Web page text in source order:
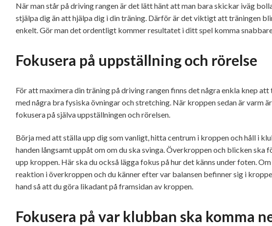
När man står på driving rangen är det lätt hänt att man bara skickar iväg
stjälpa dig än att hjälpa dig i din träning. Därför är det viktigt att träningen
enkelt. Gör man det ordentligt kommer resultatet i ditt spel komma
Fokusera på uppställning och rörelse
För att maximera din träning på driving rangen finns det några enkla knep
med några bra fysiska övningar och stretching. När kroppen sedan är varm
fokusera på själva uppställningen och rörelsen.
Börja med att ställa upp dig som vanligt, hitta centrum i kroppen och håll i
handen långsamt uppåt om om du ska svinga. Överkroppen och blicken ska
upp kroppen. Här ska du också lägga fokus på hur det känns under foten.
reaktion i överkroppen och du känner efter var balansen befinner sig i
hand så att du göra likadant på framsidan av kroppen.
Fokusera på var klubban ska komma